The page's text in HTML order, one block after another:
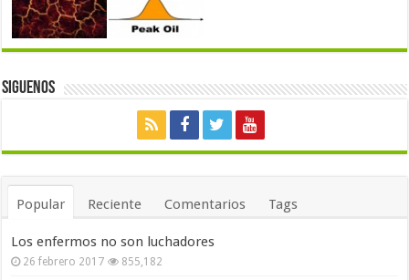
Siguenos
Popular Reciente Comentarios Tags
Los enfermos no son luchadores
26 febrero 2017 855,182